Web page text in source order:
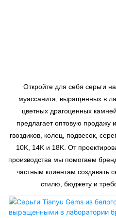
Откройте для себя серьги
муассанита, выращенных в
цветных драгоценных
предлагает оптовую продажу
гвоздиков, колец, подвесок,
10K, 14K и 18K. От
производства мы помогаем
частным клиентам создавать
стилю, бюджету и